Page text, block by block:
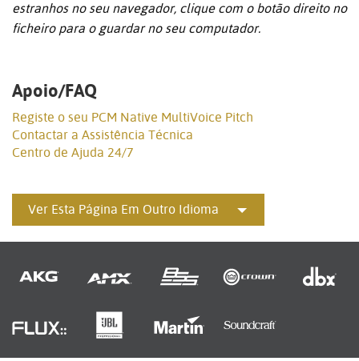
estranhos no seu navegador, clique com o botão direito no
ficheiro para o guardar no seu computador.
Apoio/FAQ
Registe o seu PCM Native MultiVoice Pitch
Contactar a Assistência Técnica
Centro de Ajuda 24/7
Ver Esta Página Em Outro Idioma